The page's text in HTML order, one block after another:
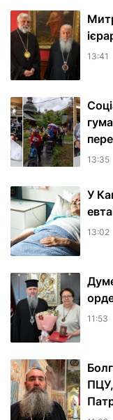
13:41
13:35
У
13:02
11:53